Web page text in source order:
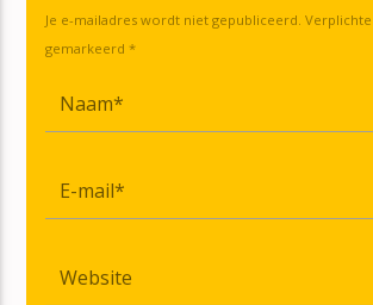
Je e-mailadres wordt niet gepubliceerd.
gemarkeerd *